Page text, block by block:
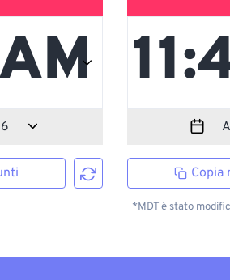
Copia
*MDT è stato